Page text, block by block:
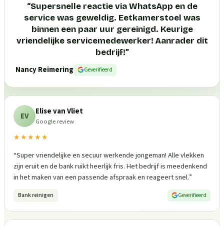
“Supersnelle reactie via WhatsApp en de
service was geweldig. Eetkamerstoel was
binnen een paar uur gereinigd. Keurige
vriendelijke servicemedewerker! Aanrader dit
bedrijf!”
Nancy Reimering
Geverifieerd
EV Elise van Vliet
Google review
★★★★★
“Super vriendelijke en secuur werkende jongeman! Alle vlekken
zijn eruit en de bank ruikt heerlijk fris. Het bedrijf is meedenkend
in het maken van een passende afspraak en reageert snel.”
Bank reinigen Geverifieerd